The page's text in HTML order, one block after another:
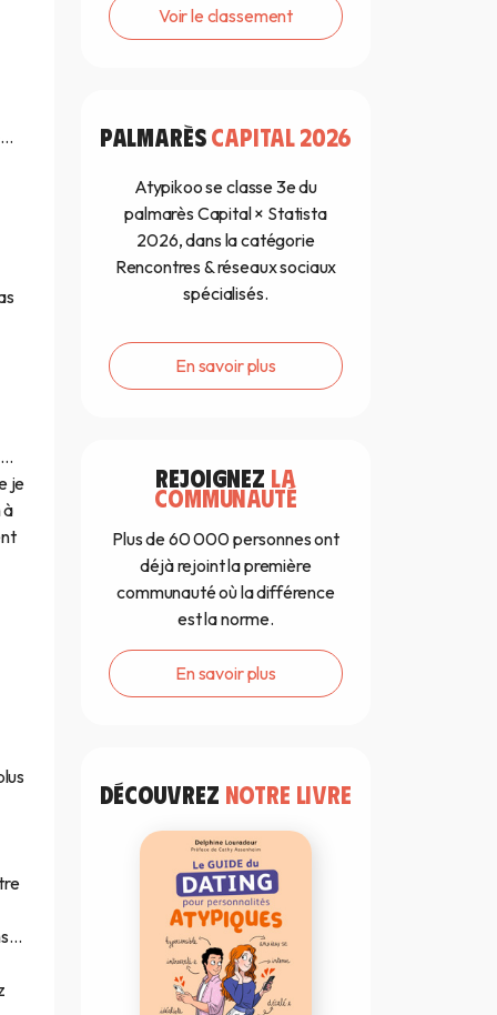
je
à
Voir le classement
PALMARÈSCAPITAL 2026
Atypikoo se classe 3e du
palmarès Capital × Statista
2026, dans la catégorie
Rencontres & réseaux sociaux
spécialisés.
En savoir plus
REJOIGNEZ LA
COMMUNAUTÉ
Plus de 60 000 personnes ont
déjà rejoint la première
communauté où la différence
est la norme.
En savoir plus
DÉCOUVREZ NOTRE LIVRE